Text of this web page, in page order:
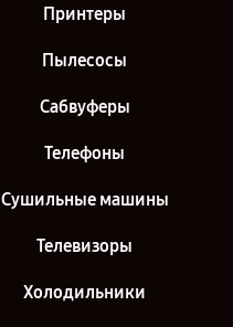
Принтеры
Пылесосы
Сабвуферы
Телефоны
Сушильные машины
Телевизоры
Холодильники